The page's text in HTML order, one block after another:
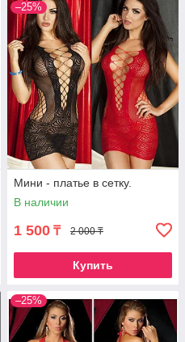
–25%
Мини - платье в сетку.
В наличии
1 500 ₸ 2 000 ₸
Купить
–25%